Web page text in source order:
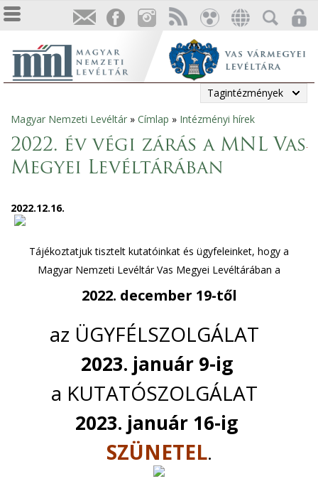
Tagintézmények
Jelenlegi
hely
Magyar Nemzeti Levéltár » Címlap » Intézményi hírek
2022. év végi zárás a MNL Vas
Megyei Levéltárában
2022.12.16.
Tájékoztatjuk tisztelt kutatóinkat és ügyfeleinket, hogy a
Magyar Nemzeti Levéltár Vas Megyei Levéltárában a
2022. december 19-től
az ÜGYFÉLSZOLGÁLAT
2023. január 9-ig
a KUTATÓSZOLGÁLAT
2023. január 16-ig
SZÜNETEL.